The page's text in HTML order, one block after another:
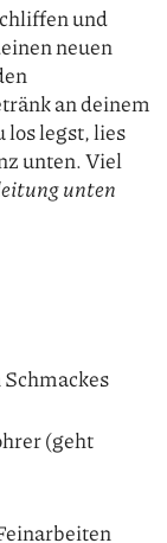
und
neuen
an deinem
los legst, lies
unten. Viel
unten
(geht